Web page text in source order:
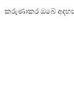
කරුණාකර ඔබේ